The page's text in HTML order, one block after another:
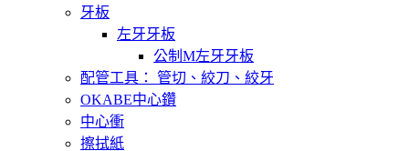
牙板
左牙牙板
公制M左牙牙板
配管工具： 管切、絞刀、絞牙
OKABE中心鑽
中心衝
擦拭紙